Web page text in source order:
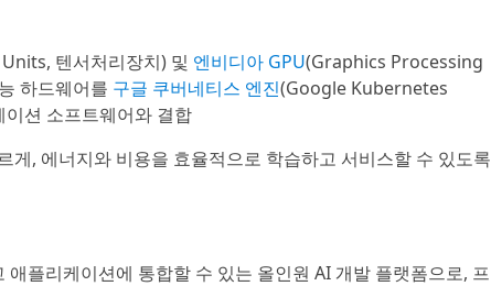
텐서처리장치) 및 엔비디아 GPU(Graphics Processing
하드웨어를 구글 쿠버네티스 엔진(Google Kubernetes
션 소프트웨어와 결합
게, 에너지와 비용을 효율적으로 학습하고 서비스할 수 있도록
플리케이션에 통합할 수 있는 올인원 AI 개발 플랫폼으로, 프